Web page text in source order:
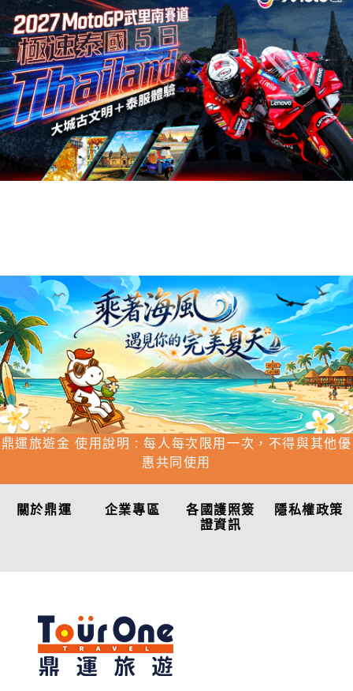
鼎運旅遊金 使用說明 : 每人每次限用一次，不得與其他優
惠共同使用
關於鼎運 企業專區
各國護照簽
證資訊
隱私權政策